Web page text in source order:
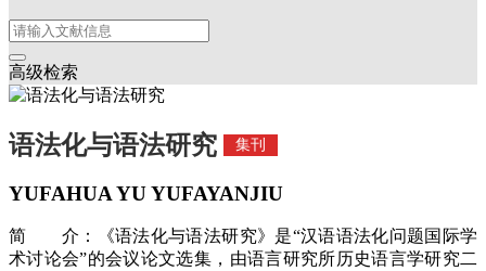
高级检索
语法化与语法研究 集刊
YUFAHUA YU YUFAYANJIU
简 介：《语法化与语法研究》是“汉语语法化问题国际学
术讨论会”的会议论文选集，由语言研究所历史语言学研究二